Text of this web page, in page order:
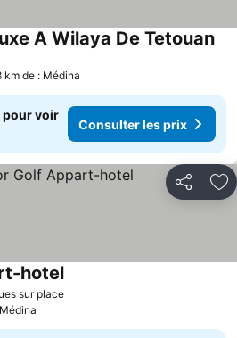
A Wilaya De Tetouan
km de : Médina
pour voir
Consulter les prix
Partager
sur placeConsulter les prix
hotelConsulter les prix